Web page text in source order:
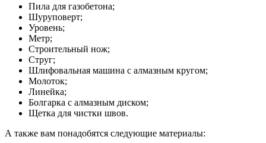
Пила для газобетона;
Шуруповерт;
Уровень;
Метр;
Строительный нож;
Струг;
Шлифовальная машина с алмазным кругом;
Молоток;
Линейка;
Болгарка с алмазным диском;
Щетка для чистки швов.
А также вам понадобятся следующие материалы: